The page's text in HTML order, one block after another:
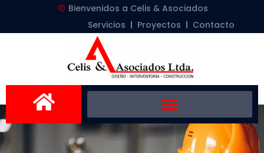
Bienvenidos a Celis & Asociados
Servicios
Proyectos Contacto